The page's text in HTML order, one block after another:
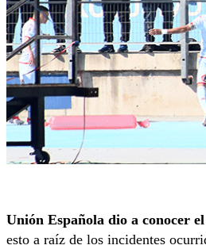
Unión Española dio a conocer
esto a raíz de los incidentes